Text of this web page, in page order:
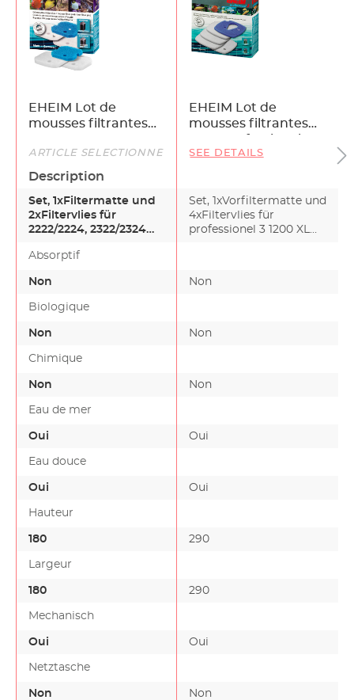
EHEIM Lot de
mousses filtrantes
eXperience/professionel
150, 250 und 250T
EHEIM Lot de
mousses filtrantes
pour professionel 3
1200 XL und 1200 XLT
ARTICLE SÉLECTIONNÉ SEE DETAILS
Description
Set, 1xFiltermatte und
2xFiltervlies für
2222/2224, 2322/2324
u…
Set, 1xVorfiltermatte und
4xFiltervlies für
professionel 3 1200 XL
Absorptif
Non Non
Biologique
Non Non
Chimique
Non Non
Eau de mer
Oui Oui
Eau douce
Oui Oui
Hauteur
180 290
Largeur
180 290
Mechanisch
Oui Oui
Netztasche
Non Non